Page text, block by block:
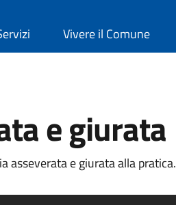
Vivere il Comune
e giurata
asseverata e giurata alla pratica.